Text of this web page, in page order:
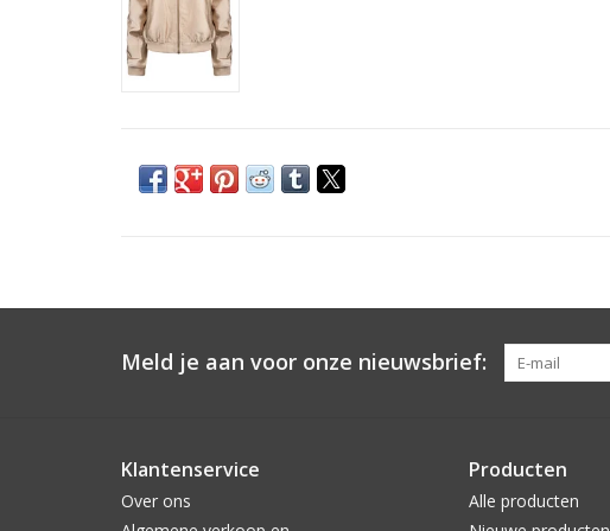
Meld je aan voor onze nieuwsbrief:
Klantenservice
Over ons
Producten
Alle producten